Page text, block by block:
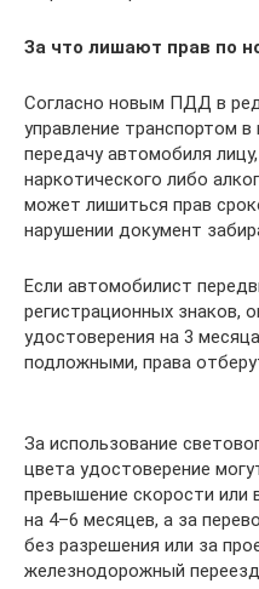
За что лишают прав по
Согласно новым ПДД в
управление транспортом
передачу автомобиля
наркотического либо
может лишиться прав
нарушении документ
Если автомобилист
регистрационных знаков,
удостоверения на 3
подложными, права
За использование
цвета удостоверение
превышение скорости или
на 4–6 месяцев, а за
без разрешения или за
железнодорожный